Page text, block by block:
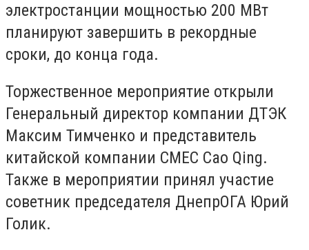
электростанции мощностью 200 МВт
планируют завершить в рекордные
сроки, до конца года.
Торжественное мероприятие открыли
Генеральный директор компании ДТЭК
Максим Тимченко и представитель
китайской компании СМЕС Cao Qing.
Также в мероприятии принял участие
советник председателя ДнепрОГА Юрий
Голик.